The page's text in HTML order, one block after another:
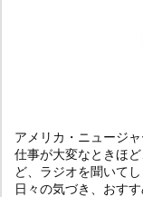
アメリカ・ニュージ
仕事が大変なときほ
ど、ラジオを聞いてし
日々の気づき、おすす